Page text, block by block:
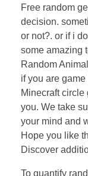
Free random
decision.
or not?. or if i
some amazing
Random
if you are
Minecraft
you. We take
your mind and
Hope you like
Discover
To quantify